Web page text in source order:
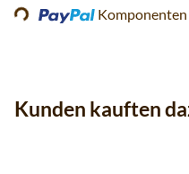
Komponenten
Kunden kauften